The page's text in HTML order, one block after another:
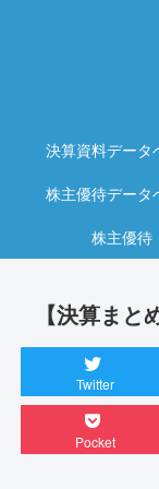
決算資料データ
株主優待データ
株主優待
【決算ま
Twitter
Pocket